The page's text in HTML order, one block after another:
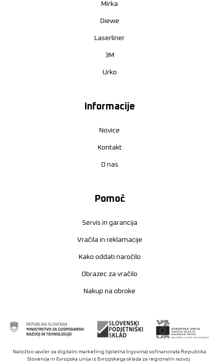
Mirka
Diewe
Laserliner
3M
Urko
Informacije
Novice
Kontakt
O nas
Pomoč
Servis in garancija
Vračila in reklamacije
Kako oddati naročilo
Obrazec za vračilo
Nakup na obroke
Naložbo vavčer za digitalni marketing (spletna trgovina) sofinancirata Republika
Slovenija in Evropska unija iz Evropskega sklada za regionalni razvoj.